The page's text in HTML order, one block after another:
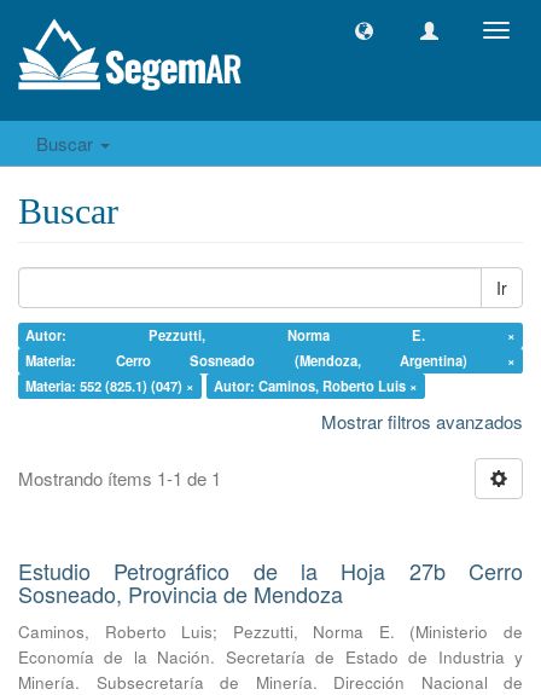
Buscar
Buscar
Ir
Autor: Pezzutti, Norma E. ×
Materia: Cerro Sosneado (Mendoza, Argentina) ×
Materia: 552 (825.1) (047) ×
Autor: Caminos, Roberto Luis ×
Mostrar filtros avanzados
Mostrando ítems 1-1 de 1
Estudio Petrográfico de la Hoja 27b Cerro
Sosneado, Provincia de Mendoza
Caminos, Roberto Luis; Pezzutti, Norma E. (Ministerio de
Economía de la Nación. Secretaría de Estado de Industria y
Minería. Subsecretaría de Minería. Dirección Nacional de